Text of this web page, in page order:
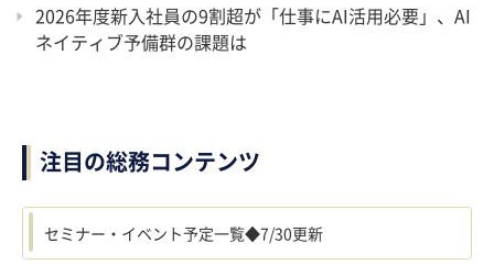
2026年度新入社員の9割超が「仕事にAI活用必要」、AI
ネイティブ予備群の課題は
注目の総務コンテンツ
セミナー・イベント予定一覧◆7/30更新